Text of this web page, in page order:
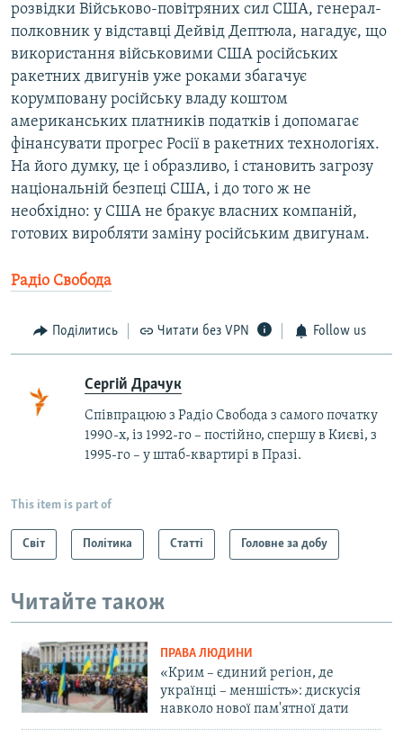
розвідки Військово-повітряних сил США, генерал-
полковник у відставці Дейвід Дептюла, нагадує, що
використання військовими США російських
ракетних двигунів уже роками збагачує
корумповану російську владу коштом
американських платників податків і допомагає
фінансувати прогрес Росії в ракетних технологіях.
На його думку, це і образливо, і становить загрозу
національній безпеці США, і до того ж не
необхідно: у США не бракує власних компаній,
готових виробляти заміну російським двигунам.
Радіо Свобода
Поділитись Читати без VPN Follow us
Сергій Драчук
Співпрацюю з Радіо Свобода з самого початку
1990-х, із 1992-го – постійно, спершу в Києві, з
1995-го – у штаб-квартирі в Празі.
This item is part of
Світ Політика Статті Головне за добу
Читайте також
ПРАВА ЛЮДИНИ
«Крим – єдиний регіон, де
українці – меншість»: дискусія
навколо нової пам'ятної дати